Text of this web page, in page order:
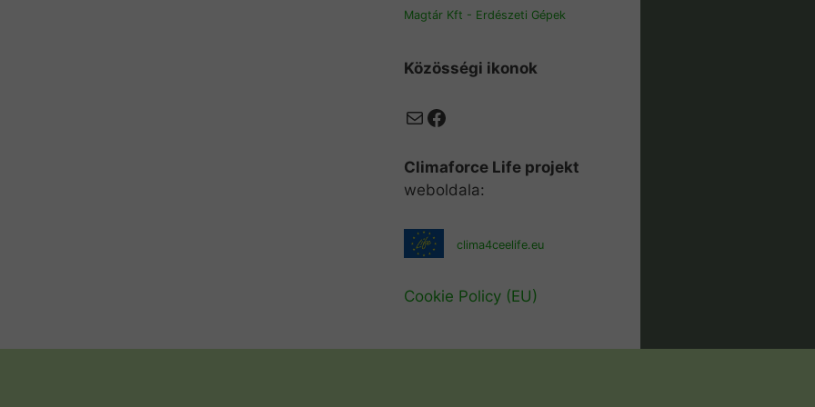
Magtár Kft - Erdészeti Gépek
Közösségi ikonok
MailFacebook
Climaforce Life projekt
weboldala:
clima4ceelife.eu
Cookie Policy (EU)